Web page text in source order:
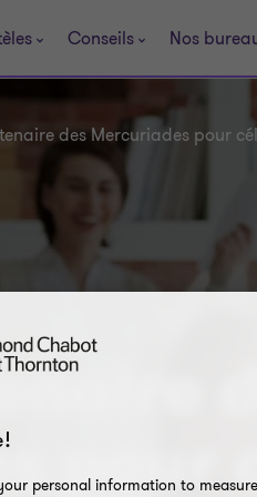
Conseils Nos
des Mercuriades pour
pour
personal information to